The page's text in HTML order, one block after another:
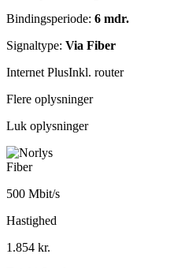
Bindingsperiode: 6 mdr.
Signaltype: Via Fiber
Internet PlusInkl. router
Flere oplysninger
Luk oplysninger
Fiber
500 Mbit/s
Hastighed
1.854 kr.